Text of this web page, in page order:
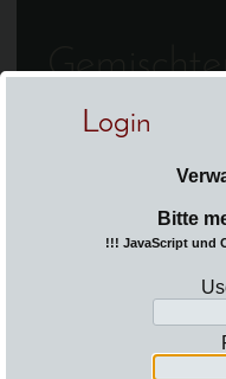
Sie
Login
Bitte
!!! JavaScript und